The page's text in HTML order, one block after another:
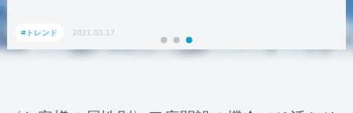
#トレンド 2021.03.17